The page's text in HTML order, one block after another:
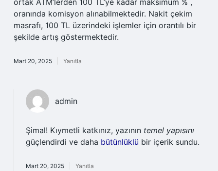
ortak ATM’lerden 100 TL’ye kadar maksimum % ,
oranında komisyon alınabilmektedir. Nakit çekim
masrafı, 100 TL üzerindeki işlemler için orantılı bir
şekilde artış göstermektedir.
Mart 20, 2025 Yanıtla
admin
Şimal! Kıymetli katkınız, yazının temel yapısını
güçlendirdi ve daha bütünlüklü bir içerik sundu.
Mart 20, 2025 Yanıtla